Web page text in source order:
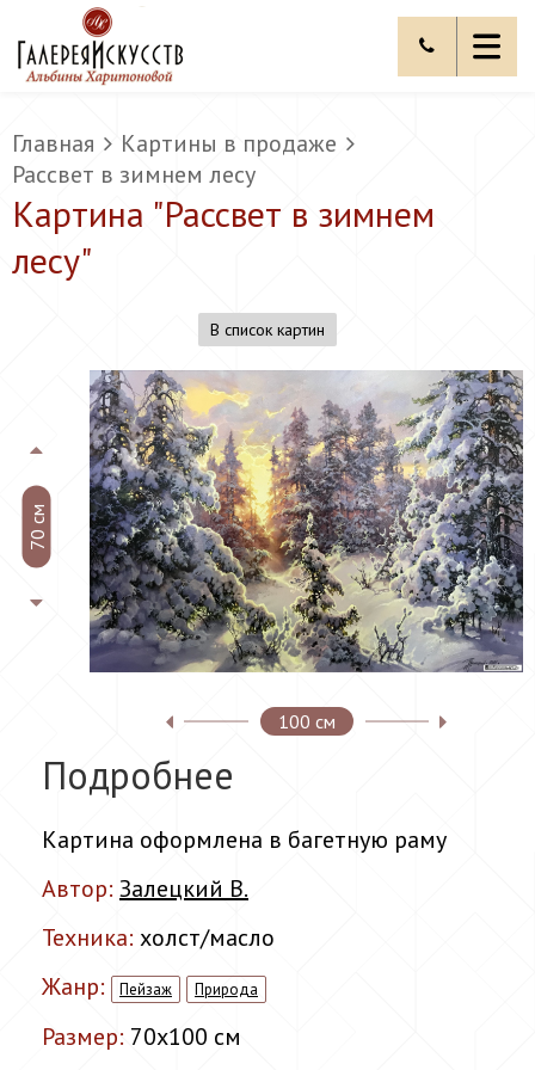
Главная
Картины в продаже
Рассвет в зимнем лесу
Картина "Рассвет в зимнем
лесу"
В список картин
100 см
70 см
Подробнее
Картина оформлена в багетную раму
Автор: Залецкий В.
Техника: холст/масло
Жанр:
Пейзаж Природа
Размер: 70x100 см